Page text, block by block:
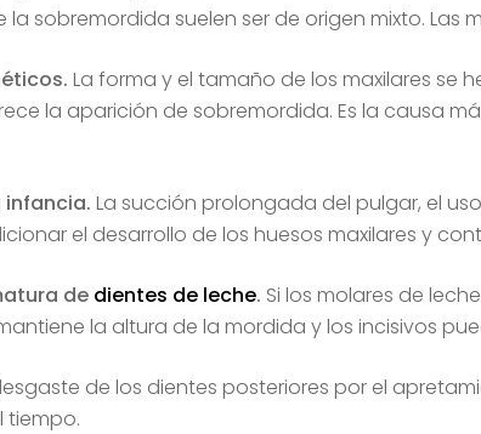
la sobremordida suelen ser de origen mixto. Las
La forma y el tamaño de los maxilares se
la aparición de sobremordida. Es la causa
infancia. La succión prolongada del pulgar, el
el desarrollo de los huesos maxilares y
de dientes de leche. Si los molares de
la altura de la mordida y los incisivos
de los dientes posteriores por el
tiempo.